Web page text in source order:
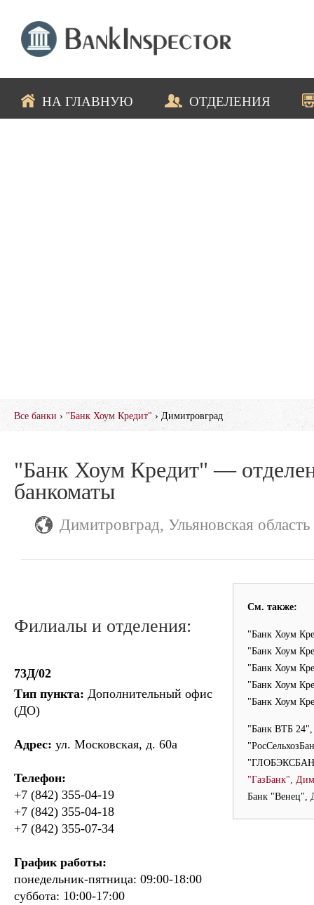
НА ГЛАВНУЮ ОТДЕЛЕНИЯ
Все банки › "Банк Хоум Кредит" › Димитровград
"Банк Хоум Кредит" —
банкоматы
Димитровград, Ульяновская область
См. также:
"Банк Хоум
"Банк Хоум
"Банк Хоум
"Банк Хоум
"Банк Хоум
"Банк ВТБ 24",
"ГазБанк",
Банк "Венец",
Филиалы и отделения:
73Д/02
Тип пункта: Дополнительный офис
(ДО)
Адрес: ул. Московская, д. 60а
Телефон:
+7 (842) 355-04-19
+7 (842) 355-04-18
+7 (842) 355-07-34
График работы:
понедельник-пятница: 09:00-18:00
суббота: 10:00-17:00